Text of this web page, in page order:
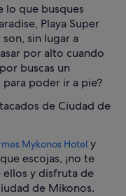
lo que busques
Playa Super
sin lugar a
por alto cuando
buscas un
poder ir a pie?
de Ciudad de
Mykonos Hotel y
escojas, ¡no te
y disfruta de
de Mikonos.